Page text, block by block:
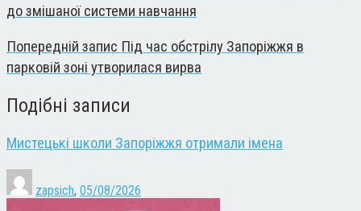
до змішаної системи навчання
Попередній запис Під час обстрілу Запоріжжя в
парковій зоні утворилася вирва
Подібні записи
Мистецькі школи Запоріжжя отримали імена
zapsich, 05/08/2026